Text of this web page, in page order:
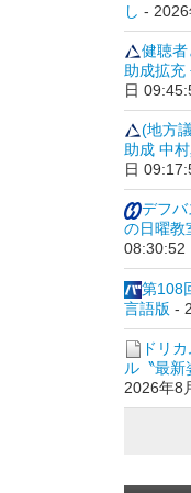
し -
健聴者
助成拡充
日
(地方
助成 中
日
デフ
の日曜教
08:30:52
第108
言語版 -
ドリ
ル〝最新
2026年8